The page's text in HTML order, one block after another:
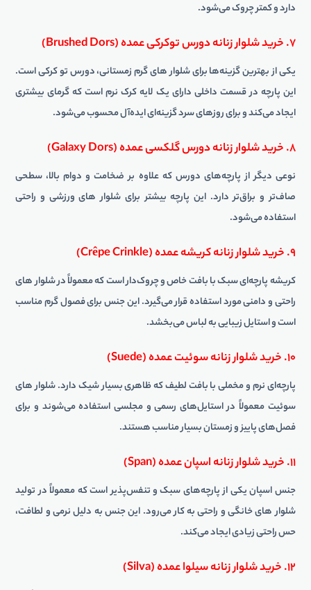
دارد و کمتر چروک می‌شود.
۷. خرید شلوار زنانه دورس توکرکی عمده (Brushed Dors)
یکی از بهترین گزینه‌ها برای شلوار های گرم زمستانی، دورس تو کرکی است.
این پارچه در قسمت داخلی دارای یک لایه کرک نرم است که گرمای بیشتری
ایجاد می‌کند و برای روزهای سرد گزینه‌ای ایده‌آل محسوب می‌شود.
۸. خرید شلوار زنانه دورس گلکسی عمده (Galaxy Dors)
نوعی دیگر از پارچه‌های دورس که علاوه بر ضخامت و دوام بالا، سطحی
صاف‌تر و براق‌تر دارد. این پارچه بیشتر برای شلوار های ورزشی و راحتی
استفاده می‌شود.
۹. خرید شلوار زنانه کریشه عمده (Crêpe Crinkle)
کریشه پارچه‌ای سبک با بافت خاص و چروک‌دار است که معمولاً در شلوار های
راحتی و دامنی مورد استفاده قرار می‌گیرد. این جنس برای فصول گرم مناسب
است و استایل زیبایی به لباس می‌بخشد.
۱۰. خرید شلوار زنانه سوئیت عمده (Suede)
پارچه‌ای نرم و مخملی با بافت لطیف که ظاهری بسیار شیک دارد. شلوار های
سوئیت معمولاً در استایل‌های رسمی و مجلسی استفاده می‌شوند و برای
فصل‌های پاییز و زمستان بسیار مناسب هستند.
۱۱. خرید شلوار زنانه اسپان عمده (Span)
جنس اسپان یکی از پارچه‌های سبک و تنفس‌پذیر است که معمولاً در تولید
شلوار های خانگی و راحتی به کار می‌رود. این جنس به دلیل نرمی و لطافت،
حس راحتی زیادی ایجاد می‌کند.
۱۲. خرید شلوار زنانه سیلوا عمده (Silva)